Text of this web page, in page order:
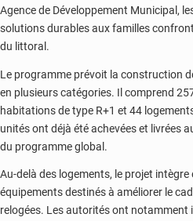
Agence de Développement Municipal ,
solutions durables aux familles
du littoral.
Le programme prévoit la construction
en plusieurs catégories. Il comprend
habitations de type R+1 et 44
unités ont déjà été achevées et livrées
du programme global.
Au-delà des logements, le projet
équipements destinés à améliorer le
relogées. Les autorités ont notamment